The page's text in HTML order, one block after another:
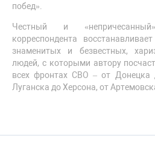
побед».
Честный и
корреспондента
знаменитых и безвестных,
людей, с которыми автору
всех фронтах СВО – от Донецка
Луганска до Херсона, от